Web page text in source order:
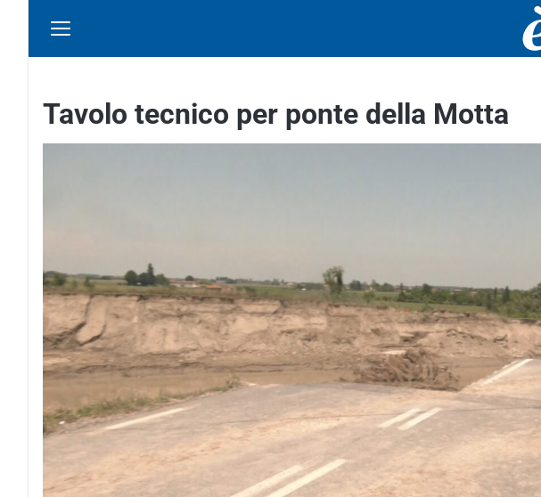
Tavolo tecnico per ponte della Motta